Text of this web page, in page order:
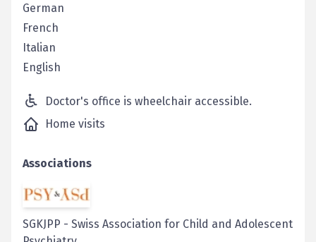
German
French
Italian
English
Doctor's office is wheelchair accessible.
Home visits
Associations
SGKJPP - Swiss Association for Child and Adolescent